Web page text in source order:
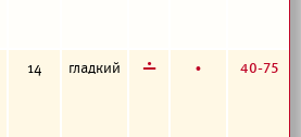
14 гладкий г б 40-75